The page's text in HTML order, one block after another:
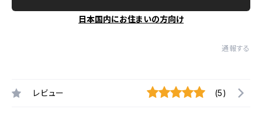
日本国内にお住まいの方向け
通報する
レビュー (5)